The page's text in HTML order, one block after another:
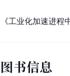
《工业化加速进
图书信息